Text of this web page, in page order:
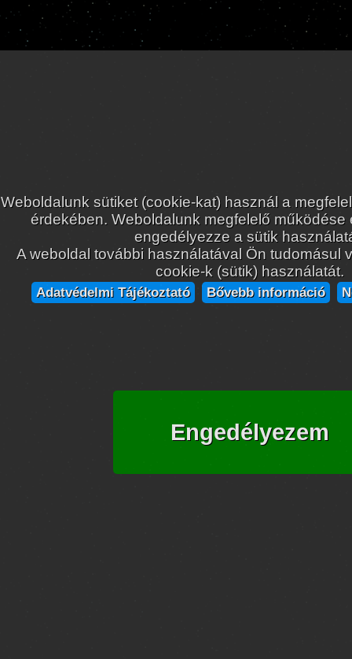
Weboldalunk sütiket (cookie-kat) használ a
érdekében. Weboldalunk megfelelő működése
engedélyezze a sütik
A weboldal további használatával Ön tudomásul
cookie-k (sütik) használatát.
Adatvédelmi Tájékoztató Bővebb információ
Engedélyezem